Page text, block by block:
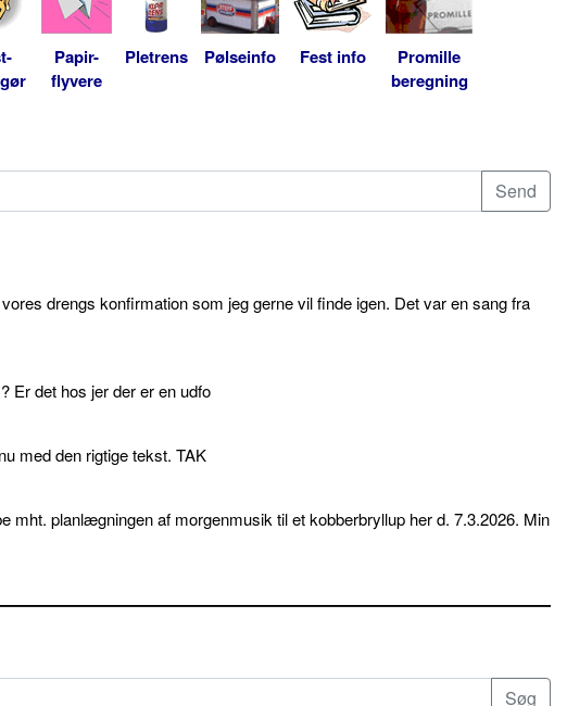
Papir-
flyvere
Pletrens Pølseinfo Fest info
Promille
beregning
drengs konfirmation som jeg gerne vil finde igen. Det var en sang fra
Er det hos jer der er en udfo
med den rigtige tekst. TAK
mht. planlægningen af morgenmusik til et kobberbryllup her d. 7.3.2026. Min